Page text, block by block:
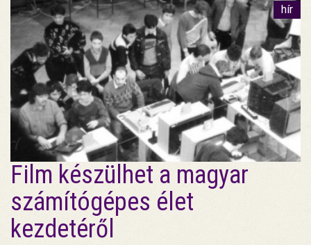
hír
Film készülhet a magyar
számítógépes élet
kezdetéről